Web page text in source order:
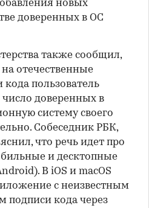
новых
доверенных в ОС
также сообщил,
на отечественные
пользователь
доверенных в
систему своего
Собеседник РБК,
что речь идет про
и десктопные
В iOS и macOS
с неизвестным
подписи кода через